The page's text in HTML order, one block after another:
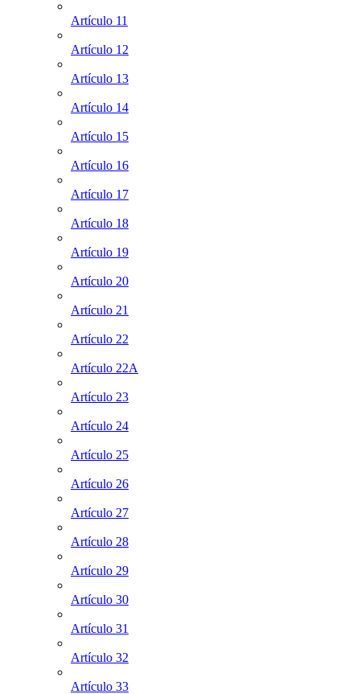
Artículo 11
Artículo 12
Artículo 13
Artículo 14
Artículo 15
Artículo 16
Artículo 17
Artículo 18
Artículo 19
Artículo 20
Artículo 21
Artículo 22
Artículo 22A
Artículo 23
Artículo 24
Artículo 25
Artículo 26
Artículo 27
Artículo 28
Artículo 29
Artículo 30
Artículo 31
Artículo 32
Artículo 33